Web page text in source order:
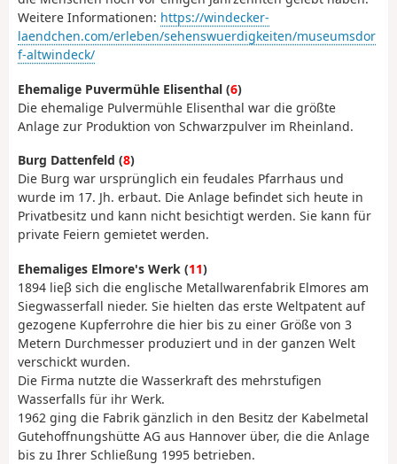
Weitere Informationen: https://windecker-
laendchen.com/erleben/sehenswuerdigkeiten/museumsdor
f-altwindeck/
Ehemalige Puvermühle Elisenthal (6)
Die ehemalige Pulvermühle Elisenthal war die größte
Anlage zur Produktion von Schwarzpulver im Rheinland.
Burg Dattenfeld (8)
Die Burg war ursprünglich ein feudales Pfarrhaus und
wurde im 17. Jh. erbaut. Die Anlage befindet sich heute in
Privatbesitz und kann nicht besichtigt werden. Sie kann für
private Feiern gemietet werden.
Ehemaliges Elmore's Werk (11)
1894 lieβ sich die englische Metallwarenfabrik Elmores am
Siegwasserfall nieder. Sie hielten das erste Weltpatent auf
gezogene Kupferrohre die hier bis zu einer Größe von 3
Metern Durchmesser produziert und in der ganzen Welt
verschickt wurden.
Die Firma nutzte die Wasserkraft des mehrstufigen
Wasserfalls für ihr Werk.
1962 ging die Fabrik gänzlich in den Besitz der Kabelmetal
Gutehoffnungshütte AG aus Hannover über, die die Anlage
bis zu Ihrer Schließung 1995 betrieben.